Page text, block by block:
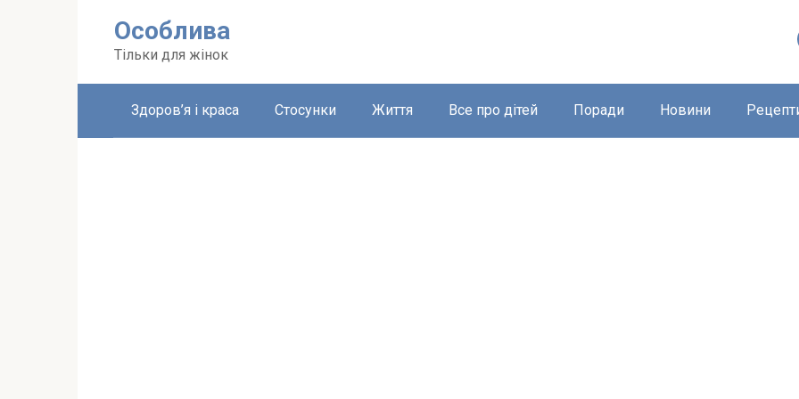
Особлива
Тільки для жінок
Здоров’я і краса Стосунки Життя Все про дітей Поради Новини